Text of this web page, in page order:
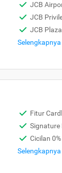
JCB
JCB
JCB
Selengkapnya
Fitur
Signature
Cicilan
Selengkapnya